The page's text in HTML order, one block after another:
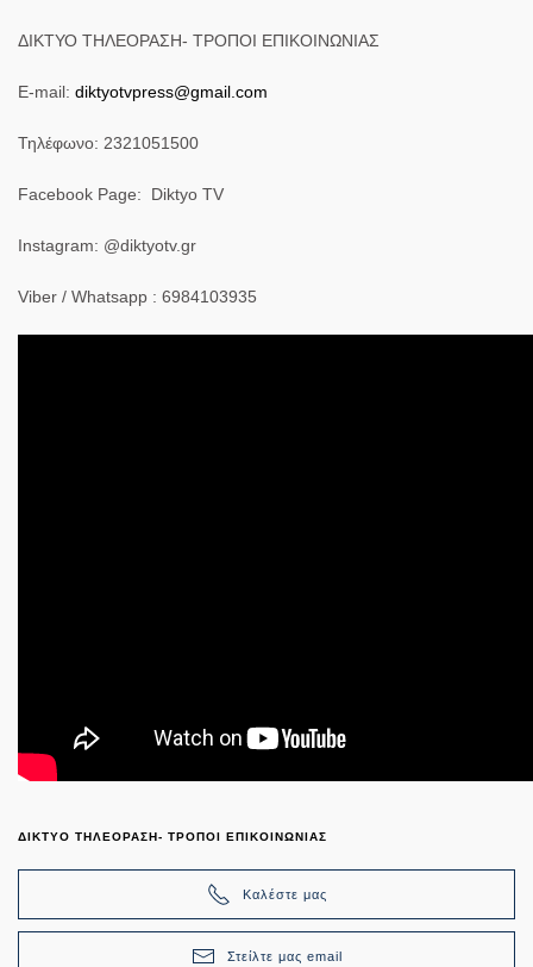
ΔΙΚΤΥΟ ΤΗΛΕΟΡΑΣΗ- ΤΡΟΠΟΙ ΕΠΙΚΟΙΝΩΝΙΑΣ
E-mail: diktyotvpress@gmail.com
Τηλέφωνο: 2321051500
Facebook Page: Diktyo TV
Instagram: @diktyotv.gr
Viber / Whatsapp : 6984103935
ΔΙΚΤΥΟ ΤΗΛΕΟΡΑΣΗ- ΤΡΟΠΟΙ ΕΠΙΚΟΙΝΩΝΙΑΣ
Καλέστε μας
Στείλτε μας email